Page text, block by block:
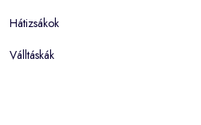
Hátizsákok
Válltáskák